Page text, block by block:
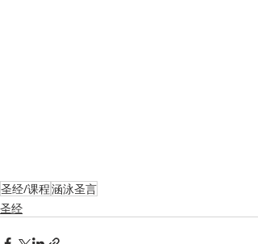
圣经/课程涵泳圣言
圣经